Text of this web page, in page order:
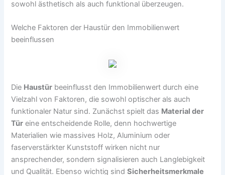
sowohl ästhetisch als auch funktional überzeugen.
Welche Faktoren der Haustür den Immobilienwert
beeinflussen
Die Haustür beeinflusst den Immobilienwert durch eine
Vielzahl von Faktoren, die sowohl optischer als auch
funktionaler Natur sind. Zunächst spielt das Material der
Tür eine entscheidende Rolle, denn hochwertige
Materialien wie massives Holz, Aluminium oder
faserverstärkter Kunststoff wirken nicht nur
ansprechender, sondern signalisieren auch Langlebigkeit
und Qualität. Ebenso wichtig sindSicherheitsmerkmale